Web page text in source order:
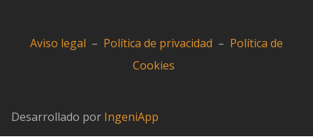
Aviso legal – Política de privacidad – Política de
Cookies
Desarrollado por IngeniApp